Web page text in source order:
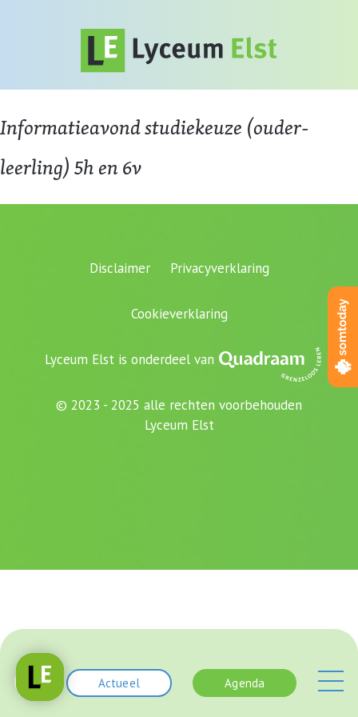
Actueel Agenda
Informatieavond studiekeuze (ouder-
leerling) 5h en 6v
Disclaimer Privacyverklaring
Cookieverklaring
Lyceum Elst is onderdeel van
© 2023 - 2025 alle rechten voorbehouden
Lyceum Elst